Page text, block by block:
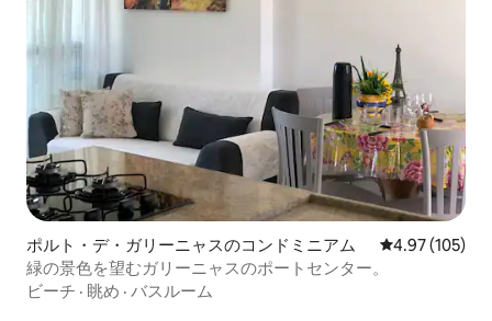
ポルト・デ・ガリーニャスのコンドミニアム レビュー105
4.97 (105)
緑の景色を望むガリーニャスのポートセンター。
ビーチ · 眺め · バスルーム